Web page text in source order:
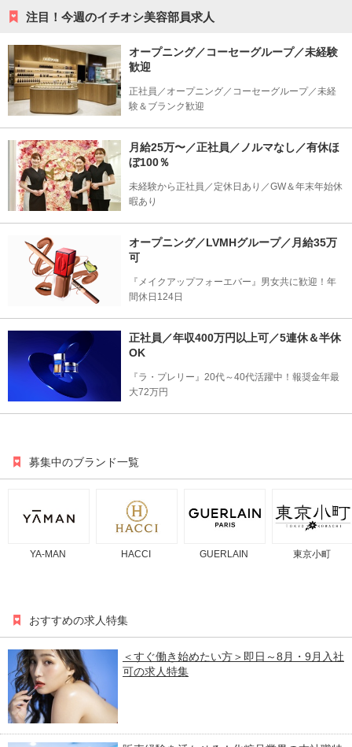
注目！今週のイチオシ美容部員求人
オープニング／コーセーグループ／未経験
歓迎
正社員／オープニング／コーセーグループ／未経
験＆ブランク歓迎
月給25万〜／正社員／ノルマなし／有休ほ
ぼ100％
未経験から正社員／定休日あり／GW＆年末年始休
暇あり
オープニング／LVMHグループ／月給35万
可
『メイクアップフォーエバー』男女共に歓迎！年
間休日124日
正社員／年収400万円以上可／5連休＆半休
OK
『ラ・プレリー』20代～40代活躍中！報奨金年最
大72万円
募集中のブランド一覧
YA-MAN HACCI GUERLAIN 東京小町
おすすめの求人特集
＜すぐ働き始めたい方＞即日～8月・9月入社
可の求人特集